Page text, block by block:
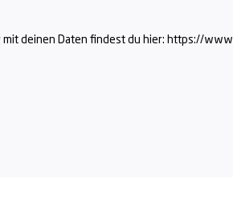
deinen Daten findest du hier: https://